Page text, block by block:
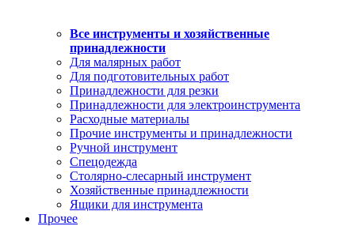
Все инструменты и хозяйственные
принадлежности
Для малярных работ
Для подготовительных работ
Принадлежности для резки
Принадлежности для электроинструмента
Расходные материалы
Прочие инструменты и принадлежности
Ручной инструмент
Спецодежда
Столярно-слесарный инструмент
Хозяйственные принадлежности
Ящики для инструмента
Прочее